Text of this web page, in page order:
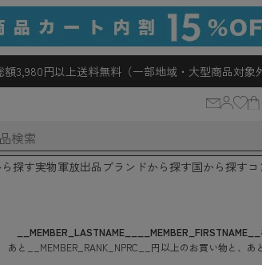
額3,980円以上送料無料（一部地域・大型商品対象
探す実物軍放出品 ブランドから探す国から探す
__MEMBER_LASTNAME__ __MEMBER_FIRSTNAME__
あと
__MEMBER_RANK_NPRC__ 円以上のお買い物と、あと